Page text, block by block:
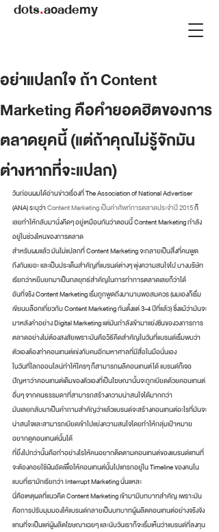
dots.academy
อย่าแปลกใจ ถ้า Content
Marketing คือคำยอดฮิตของการ
ตลาดยุคนี้ (แต่ถ้าคุณไม่รู้จักมัน
ต่างหากที่จะแปลก)
วันก่อนผมได้อ่านข่าวเรื่องที่ The Association of National Advertiser
(ANA) ระบุว่า Content Marketing เป็นคำศัพท์การตลาดประจำปี 2015 ก็
เลยทำให้กลับมานั่งคิดๆ อยู่เหมือนกันว่าตอนนี้ Content Marketing กำลัง
อยู่ในช่วงไหนของการตลาด
สำหรับผมแล้ว มันไม่แปลกที่ Content Marketing จะกลายเป็นสิ่งที่คนพูด
ถึงกันเยอะ และเป็นประเด็นสำคัญที่แบรนด์ต่างๆ พุ่งความสนใจไป บางบริษัท
เรียกว่าหยิบยกมาเป็นกลยุทธ์สำคัญในการทำการตลาดเลยก็ว่าได้
อันที่จริง Content Marketing เริ่มถูกพูดถึงมานานพอสมควร (ผมเองก็เริ่ม
เขียนบล็อกเกี่ยวกับ Content Marketing กันตั้งแต่ 3-4 ปีที่แล้ว) ซึ่งแม้ว่ามันจะ
มาหลังคำอย่าง Digital Marketing แต่มันกำลังเข้ามาแย่งซีนของวงการการ
ตลาดอย่างไม่ต้องสงสัยเพราะมันคือวิธีคิดสำคัญในวันที่แบรนด์เริ่มพบว่า
ตัวเองต้องทำคอนเทนต์แข่งกับคนอีกมหาศาลที่มีสื่อในมือนั่นเอง
ในวันที่โลกออนไลน์ทำให้ใครๆ ก็สามารถผลิคอนเทนต์ได้ แบรนด์ก็เจอ
ปัญหาว่าคอนเทนต์เดิมของตัวเองที่เป็นโฆษณานั้นจะถูกเบียดด้วยคอนเทนต์
อื่นๆ จากคนธรรมดาที่สามารถสร้างความน่าสนใจได้มากกว่า
มันเลยกลับมาเป็นคำถามสำคัญว่าแล้วแบรนด์จะสร้างคอนเทนต์อะไรที่มันจะ
น่าสนใจและสามารถเบียดเข้าไปแย่งความสนใจโดยทำให้กลุ่มเป้าหมาย
อยากดูคอนเทนต์นั้นได้
ที่ยิ่งไปกว่านั้นคือทำอย่างไรให้คนอยากติดตามคอนเทนต์ของแบรนด์แทนที่
จะต้องคอยใช้เงินอัดเพื่อให้คอนเทนต์นั้นไปแทรกอยู่ใน Timeline ของคนใน
แบบที่เรามักเรียกว่า Interrupt Marketing นั่นแหละ
นี่คือเหตุผลที่แนวคิด Content Marketing เข้ามามีบทบาทสำคัญ เพราะมัน
คือการปรับมุมมองให้แบรนด์กลายเป็นบทบาทผู้ผลิตคอนเทนต์อย่างจริงจัง
แทนที่จะเป็นแค่ผู้ผลิตโฆษณาเฉยๆ และนับวันเราก็จะเริ่มเห็นว่าแบรนด์ที่ลงทุน